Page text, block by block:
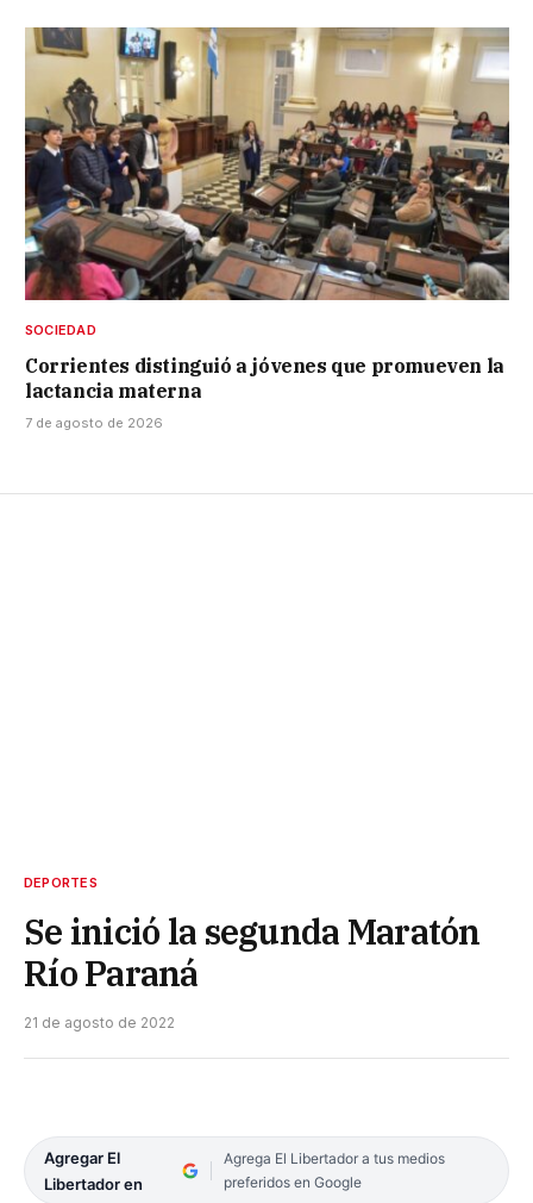
SOCIEDAD
Corrientes distinguió a jóvenes que promueven la
lactancia materna
7 de agosto de 2026
DEPORTES
Se inició la segunda Maratón
Río Paraná
21 de agosto de 2022
Agregar El
Libertador en
Agrega El Libertador a tus medios
preferidos en Google